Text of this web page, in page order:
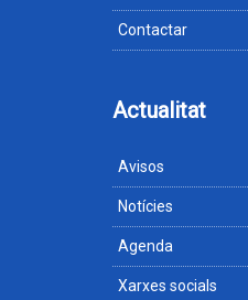
Contactar
Actualitat
Avisos
Notícies
Agenda
Xarxes socials